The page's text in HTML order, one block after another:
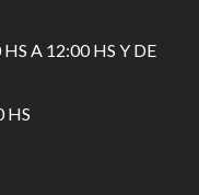
A 12:00 HS Y DE
HS